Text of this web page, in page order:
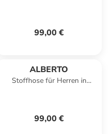
99,00 €
ALBERTO
Stoffhose für Herren in
99,00 €